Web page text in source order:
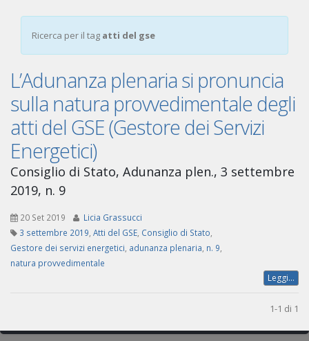
Ricerca per il tag atti del gse
L’Adunanza plenaria si pronuncia
sulla natura provvedimentale degli
atti del GSE (Gestore dei Servizi
Energetici)
Consiglio di Stato, Adunanza plen., 3 settembre
2019, n. 9
20 Set 2019
Licia Grassucci
3 settembre 2019 Atti del GSE Consiglio di Stato
Gestore dei servizi energetici adunanza plenaria n. 9
natura provvedimentale
Leggi...
1-1 di 1